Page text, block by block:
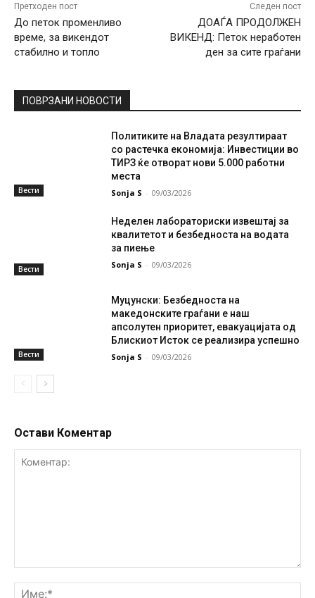
Претходен пост
До петок променливо
време, за викендот
стабилно и топло
Следен пост
ДОАЃА ПРОДОЛЖЕН
ВИКЕНД: Петок неработен
ден за сите граѓани
ПОВРЗАНИ НОВОСТИ
Вести
Политиките на Владата резултираат
со растечка економија: Инвестиции во
ТИРЗ ќе отворат нови 5.000 работни
места
Sonja S - 09/03/2026
Вести
Неделен лабораториски извештај за
квалитетот и безбедноста на водата
за пиење
Sonja S - 09/03/2026
Вести
Муцунски: Безбедноста на
македонските граѓани е наш
апсолутен приоритет, евакуацијата од
Блискиот Исток се реализира успешно
Sonja S - 09/03/2026
Остави Коментар